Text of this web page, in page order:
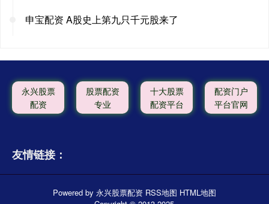
申宝配资 A股史上第九只千元股来了
永兴股票
配资
股票配资
专业
十大股票
配资平台
配资门户
平台官网
友情链接：
Powered by 永兴股票配资 RSS地图 HTML地图